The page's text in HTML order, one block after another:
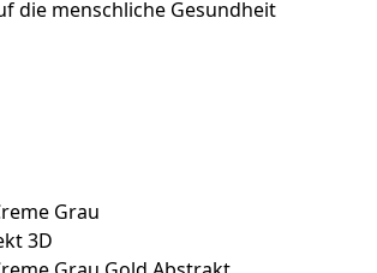
die menschliche Gesundheit